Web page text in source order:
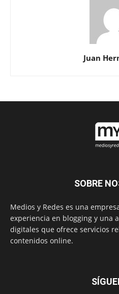
Juan
SOBRE
Medios y Redes es una
experiencia en blogging y una
digitales que ofrece servicios
contenidos online.